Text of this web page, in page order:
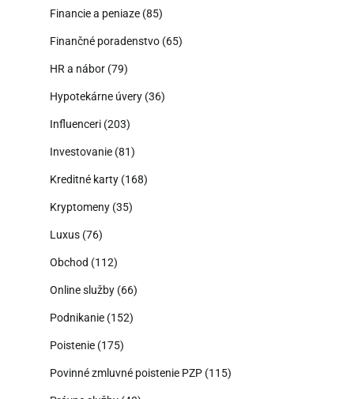
Financie a peniaze (85)
Finančné poradenstvo (65)
HR a nábor (79)
Hypotekárne úvery (36)
Influenceri (203)
Investovanie (81)
Kreditné karty (168)
Kryptomeny (35)
Luxus (76)
Obchod (112)
Online služby (66)
Podnikanie (152)
Poistenie (175)
Povinné zmluvné poistenie PZP (115)